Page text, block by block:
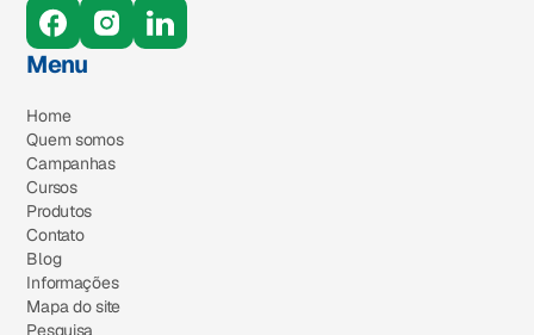
Menu
Home
Quem somos
Campanhas
Cursos
Produtos
Contato
Blog
Informações
Mapa do site
Pesquisa